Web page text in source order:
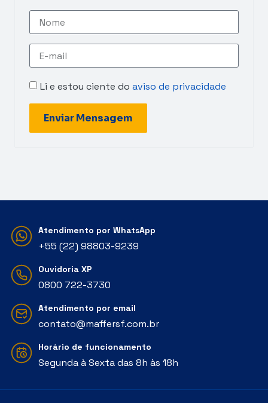
Li e estou ciente do aviso de privacidade
Enviar Mensagem
Atendimento por WhatsApp
+55 (22) 98803-9239
Ouvidoria XP
‭0800 722-3730‬
Atendimento por email
contato@maffersf.com.br
Horário de funcionamento
Segunda à Sexta das 8h às 18h